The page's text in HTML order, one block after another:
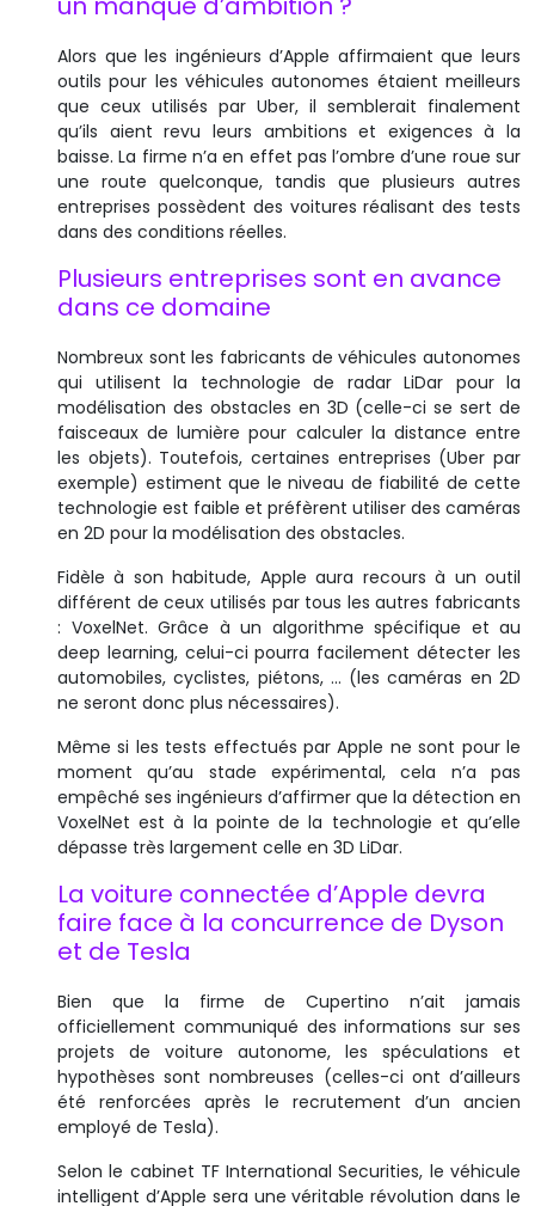
Alors que les ingénieurs d’Apple affirmaient que leurs
outils pour les véhicules autonomes étaient meilleurs
que ceux utilisés par Uber, il semblerait finalement
qu’ils aient revu leurs ambitions et exigences à la
baisse. La firme n’a en effet pas l’ombre d’une roue sur
une route quelconque, tandis que plusieurs autres
entreprises possèdent des voitures réalisant des tests
dans des conditions réelles.
Plusieurs entreprises sont en avance
dans ce domaine
Nombreux sont les fabricants de véhicules autonomes
qui utilisent la technologie de radar LiDar pour la
modélisation des obstacles en 3D (celle-ci se sert de
faisceaux de lumière pour calculer la distance entre
les objets). Toutefois, certaines entreprises (Uber par
exemple) estiment que le niveau de fiabilité de cette
technologie est faible et préfèrent utiliser des caméras
en 2D pour la modélisation des obstacles.
Fidèle à son habitude, Apple aura recours à un outil
différent de ceux utilisés par tous les autres fabricants
: VoxelNet. Grâce à un algorithme spécifique et au
deep learning, celui-ci pourra facilement détecter les
automobiles, cyclistes, piétons, … (les caméras en 2D
ne seront donc plus nécessaires).
Même si les tests effectués par Apple ne sont pour le
moment qu’au stade expérimental, cela n’a pas
empêché ses ingénieurs d’affirmer que la détection en
VoxelNet est à la pointe de la technologie et qu’elle
dépasse très largement celle en 3D LiDar.
La voiture connectée d’Apple devra
faire face à la concurrence de Dyson
et de Tesla
Bien que la firme de Cupertino n’ait jamais
officiellement communiqué des informations sur ses
projets de voiture autonome, les spéculations et
hypothèses sont nombreuses (celles-ci ont d’ailleurs
été renforcées après le recrutement d’un ancien
employé de Tesla).
Selon le cabinet TF International Securities, le véhicule
intelligent d’Apple sera une véritable révolution dans le